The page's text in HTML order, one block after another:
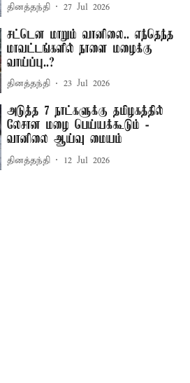
தினத்தந்தி 27 Jul 2026
சட்டென மாறும் வானிலை.. எந்தெந்த
மாவட்டங்களில் நாளை மழைக்கு
வாய்ப்பு..?
தினத்தந்தி 23 Jul 2026
அடுத்த 7 நாட்களுக்கு தமிழகத்தில்
லேசான மழை பெய்யக்கூடும் -
வானிலை ஆய்வு மையம்
தினத்தந்தி 12 Jul 2026